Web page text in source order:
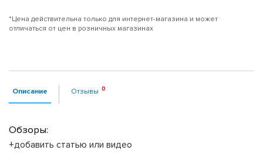
*Цена действительна только для интернет-магазина и может
отличаться от цен в розничных магазинах
Описание Отзывы
Обзоры:
+добавить статью или видео